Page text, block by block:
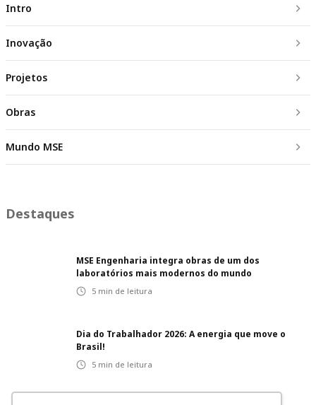
Intro
Inovação
Projetos
Obras
Mundo MSE
Destaques
MSE Engenharia integra obras de um dos
laboratórios mais modernos do mundo
5 min de leitura
Dia do Trabalhador 2026: A energia que move o
Brasil!
5 min de leitura